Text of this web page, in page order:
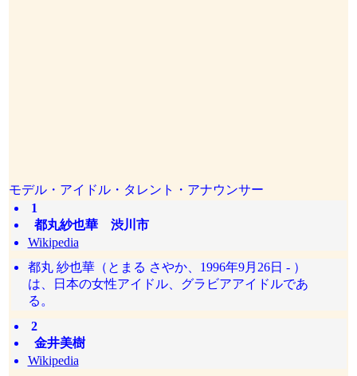
モデル・アイドル・タレント・アナウンサー
1
都丸紗也華 渋川市
Wikipedia
都丸 紗也華（とまる さやか、1996年9月26日 - ）
は、日本の女性アイドル、グラビアアイドルであ
る。
2
金井美樹
Wikipedia